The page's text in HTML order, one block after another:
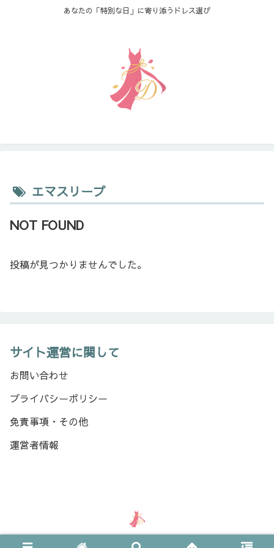
あなたの「特別な日」に寄り添うドレス選び
エマスリープ
NOT FOUND
投稿が見つかりませんでした。
サイト運営に関して
お問い合わせ
プライバシーポリシー
免責事項・その他
運営者情報